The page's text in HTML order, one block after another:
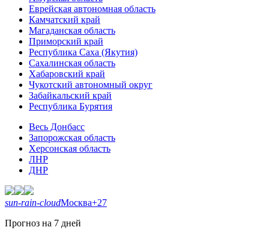
Еврейская автономная область
Камчатский край
Магаданская область
Приморский край
Республика Саха (Якутия)
Сахалинская область
Хабаровский край
Чукотский автономный округ
Забайкальский край
Республика Бурятия
Весь Донбасс
Запорожская область
Херсонская область
ЛНР
ДНР
sun-rain-cloudМосква+27
Прогноз на 7 дней